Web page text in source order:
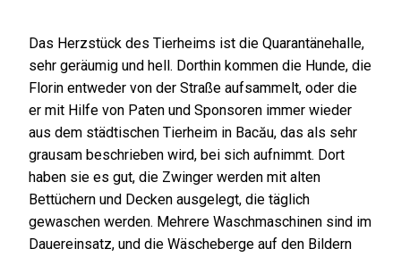
Das Herzstück des Tierheims ist die Quarantänehalle,
sehr geräumig und hell. Dorthin kommen die Hunde, die
Florin entweder von der Straße aufsammelt, oder die
er mit Hilfe von Paten und Sponsoren immer wieder
aus dem städtischen Tierheim in Bacău, das als sehr
grausam beschrieben wird, bei sich aufnimmt. Dort
haben sie es gut, die Zwinger werden mit alten
Bettüchern und Decken ausgelegt, die täglich
gewaschen werden. Mehrere Waschmaschinen sind im
Dauereinsatz, und die Wäscheberge auf den Bildern